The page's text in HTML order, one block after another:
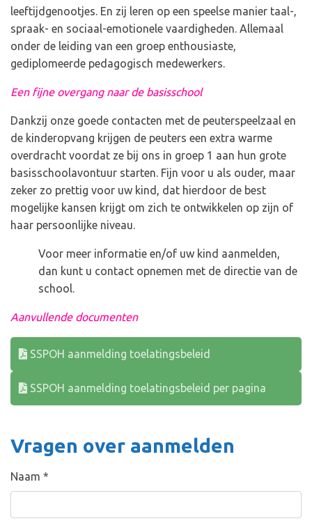
leeftijdgenootjes. En zij leren op een speelse manier taal-,
spraak- en sociaal-emotionele vaardigheden. Allemaal
onder de leiding van een groep enthousiaste,
gediplomeerde pedagogisch medewerkers.
Een fijne overgang naar de basisschool
Dankzij onze goede contacten met de peuterspeelzaal en
de kinderopvang krijgen de peuters een extra warme
overdracht voordat ze bij ons in groep 1 aan hun grote
basisschoolavontuur starten. Fijn voor u als ouder, maar
zeker zo prettig voor uw kind, dat hierdoor de best
mogelijke kansen krijgt om zich te ontwikkelen op zijn of
haar persoonlijke niveau.
Voor meer informatie en/of uw kind aanmelden,
dan kunt u contact opnemen met de directie van de
school.
Aanvullende documenten
SSPOH aanmelding toelatingsbeleid
SSPOH aanmelding toelatingsbeleid per pagina
Vragen over aanmelden
Naam *